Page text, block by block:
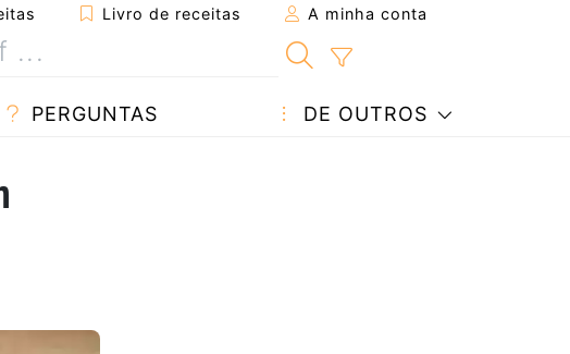
Livro de receitas A minha conta
PERGUNTAS DE OUTROS